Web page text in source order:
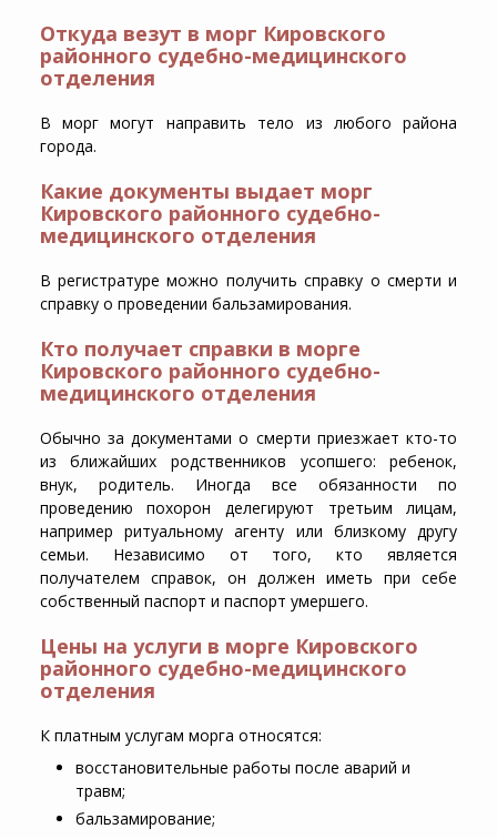
Откуда везут в морг Кировского
районного судебно-медицинского
отделения
В морг могут направить тело из любого района
города.
Какие документы выдает морг
Кировского районного судебно-
медицинского отделения
В регистратуре можно получить справку о смерти и
справку о проведении бальзамирования.
Кто получает справки в морге
Кировского районного судебно-
медицинского отделения
Обычно за документами о смерти приезжает кто-то
из ближайших родственников усопшего: ребенок,
внук, родитель. Иногда все обязанности по
проведению похорон делегируют третьим лицам,
например ритуальному агенту или близкому другу
семьи. Независимо от того, кто является
получателем справок, он должен иметь при себе
собственный паспорт и паспорт умершего.
Цены на услуги в морге Кировского
районного судебно-медицинского
отделения
К платным услугам морга относятся:
восстановительные работы после аварий и
травм;
бальзамирование;